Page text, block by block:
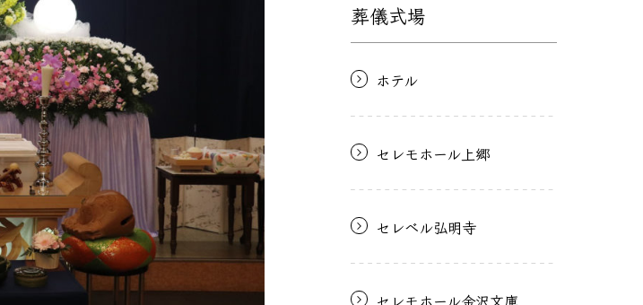
葬儀式場
ホテル
セレモホール上郷
セレベル弘明寺
セレモホール金沢文庫